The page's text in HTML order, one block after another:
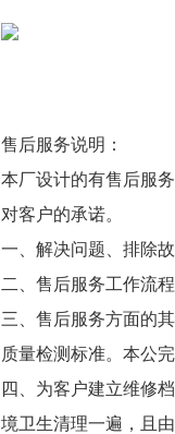
售后服务说明：
本厂设计的有售后服
对客户的承诺。
一、解决问题、排除
二、售后服务工作流
三、售后服务方面的
质量检测标准。本公
四、为客户建立维修
境卫生清理一遍，且